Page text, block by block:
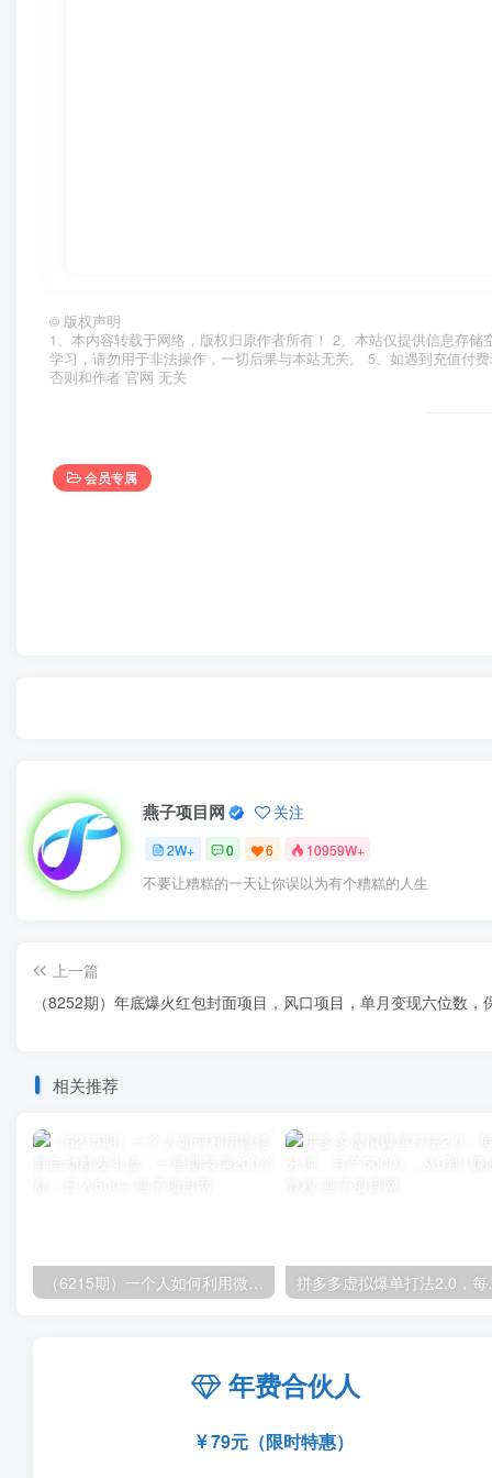
© 版权声明
1、本内容转载于网络，版权归原作者所有！ 2、本站仅提供信息存
学习，请勿用于非法操作，一切后果与本站无关。 5、如遇到充值付
否则和作者 官网 无关
会员专属
燕子项目网 关注
2W+ 0 6 10959W+
不要让糟糕的一天让你误以为有个糟糕的人生
上一篇
（8252期）年底爆火红包封面项目，风口项目，单月变现六位数，
相关推荐
（6215期）一个人如何利用微信群自动群发引流，一星期装满200个群，日入500+ 拼多多
年费合伙人
79元（限时特惠）